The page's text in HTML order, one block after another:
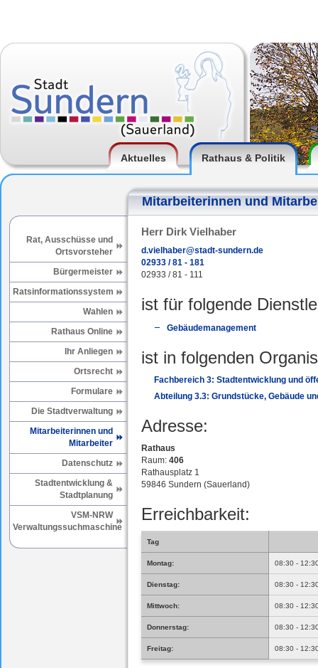
Aktuelles Rathaus & Politik
Mitarbeiterinnen und
Rat, Ausschüsse und
Ortsvorsteher
Bürgermeister
Ratsinformationssystem
Wahlen
Rathaus Online
Ihr Anliegen
Ortsrecht
Formulare
Die Stadtverwaltung
Mitarbeiterinnen und
Mitarbeiter
Datenschutz
Stadtentwicklung &
Stadtplanung
VSM-NRW
Verwaltungssuchmaschine
Herr Dirk Vielhaber
d.vielhaber@stadt-sundern.de
02933 / 81 - 181
02933 / 81 - 111
ist für folgende
Gebäudemanagement
ist in folgenden
Fachbereich 3: Stadtentwicklung und
Abteilung 3.3: Grundstücke, Gebäude
Adresse:
Rathaus
Raum: 406
Rathausplatz 1
59846 Sundern (Sauerland)
Erreichbarkeit:
Tag
Montag: 08:30 -
Dienstag: 08:30 -
Mittwoch: 08:30 -
Donnerstag: 08:30 -
Freitag: 08:30 -